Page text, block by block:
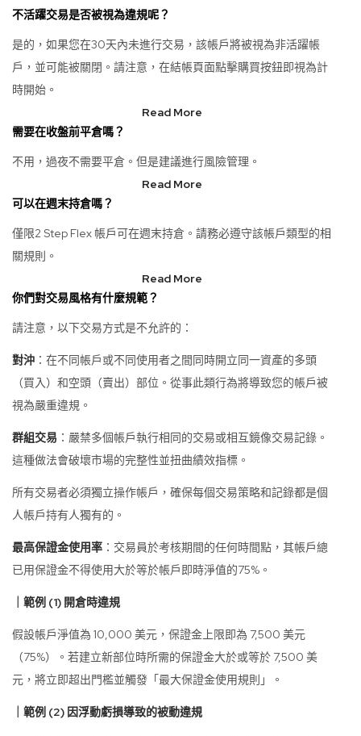
不活躍交易是否被視為違規呢？
是的，如果您在30天內未進行交易，該帳戶將被視為非活躍帳
戶，並可能被關閉。請注意，在結帳頁面點擊購買按鈕即視為計
時開始。
Read More
需要在收盤前平倉嗎？
不用，過夜不需要平倉。但是建議進行風險管理。
Read More
可以在週末持倉嗎？
僅限2 Step Flex 帳戶可在週末持倉。請務必遵守該帳戶類型的相
關規則。
Read More
你們對交易風格有什麼規範？
請注意，以下交易方式是不允許的：
對沖 ：在不同帳戶或不同使用者之間同時開立同一資產的多頭
（買入）和空頭（賣出）部位。從事此類行為將導致您的帳戶被
視為嚴重違規。
群組交易 ：嚴禁多個帳戶執行相同的交易或相互鏡像交易記錄。
這種做法會破壞市場的完整性並扭曲績效指標。
所有交易者必須獨立操作帳戶，確保每個交易策略和記錄都是個
人帳戶持有人獨有的。
最高保證金使用率 ：交易員於考核期間的任何時間點，其帳戶總
已用保證金不得使用大於等於帳戶即時淨值的75%。
｜範例 (1) 開倉時違規
假設帳戶淨值為 10,000 美元，保證金上限即為 7,500 美元
（75%）。若建立新部位時所需的保證金大於或等於 7,500 美
元，將立即超出門檻並觸發「最大保證金使用規則」。
｜範例 (2) 因浮動虧損導致的被動違規